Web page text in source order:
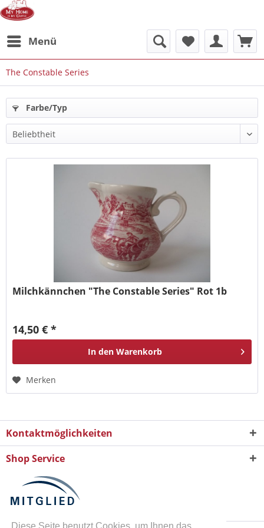
Diese Seite benutzt Cookies, um Ihnen das
Menü
The Constable Series
Farbe/Typ
Milchkännchen "The Constable Series" Rot 1b
14,50 € *
In den Warenkorb
Merken
Kontaktmöglichkeiten
Shop Service